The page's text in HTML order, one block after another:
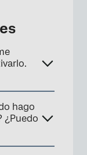
hago
¿Puedo